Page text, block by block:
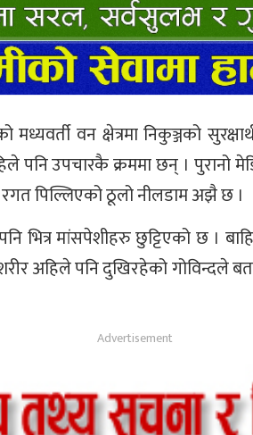
वन क्षेत्रमा निकुञ्जको
पनि उपचारकै क्रममा छन् ।
रगत पिल्लिएको ठूलो नीलडाम अझै छ ।
भित्र मांसपेशीहरु छुट्टिएको छ ।
अहिले पनि दुखिरहेको गोविन्दले